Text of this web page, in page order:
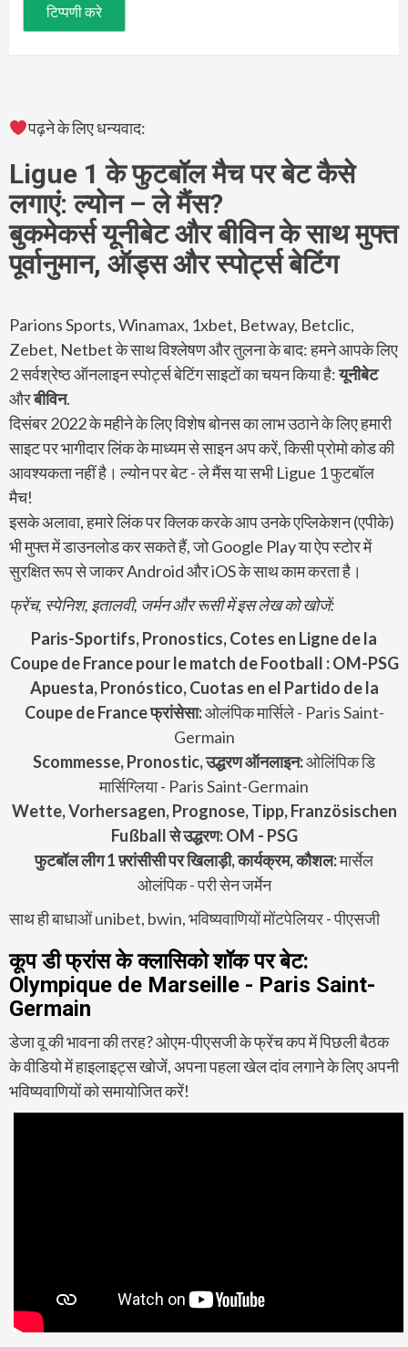
पढ़ने के लिए धन्यवाद:
Ligue 1 के फुटबॉल मैच पर बेट कैसे
लगाएं: ल्योन – ले मैंस?
बुकमेकर्स यूनीबेट और बीविन के साथ मुफ्त
पूर्वानुमान, ऑड्स और स्पोर्ट्स बेटिंग
Parions Sports, Winamax, 1xbet, Betway, Betclic,
Zebet, Netbet के साथ विश्लेषण और तुलना के बाद: हमने आपके लिए
2 सर्वश्रेष्ठ ऑनलाइन स्पोर्ट्स बेटिंग साइटों का चयन किया है:यूनीबेट
औरबीविन.
दिसंबर 2022 के महीने के लिए विशेष बोनस का लाभ उठाने के लिए हमारी
साइट पर भागीदार लिंक के माध्यम से साइन अप करें, किसी प्रोमो कोड की
आवश्यकता नहीं है। ल्योन पर बेट - ले मैंस या सभी Ligue 1 फुटबॉल
मैच!
इसके अलावा, हमारे लिंक पर क्लिक करके आप उनके एप्लिकेशन (एपीके)
भी मुफ्त में डाउनलोड कर सकते हैं, जो Google Play या ऐप स्टोर में
सुरक्षित रूप से जाकर Android और iOS के साथ काम करता है।
फ्रेंच, स्पेनिश, इतालवी, जर्मन और रूसी में इस लेख को खोजें:
Paris-Sportifs, Pronostics, Cotes en Ligne de la
Coupe de France pour le match de Football : OM-PSG
Apuesta, Pronóstico, Cuotas en el Partido dela
Coupe de Franceफ्रांसेसा:ओलंपिक मार्सिले - Paris Saint-
Germain
Scommesse, Pronostic, उद्धरण ऑनलाइन:ओलिंपिक डि
मार्सिग्लिया - Paris Saint-Germain
Wette, Vorhersagen, Prognose, Tipp, Französischen
Fußball से उद्धरण: OM - PSG
फुटबॉल लीग 1 फ़्रांसीसी पर खिलाड़ी, कार्यक्रम, कौशल:मार्सेल
ओलंपिक - परी सेन जर्मेन
साथ हीबाधाओं unibet, bwin, भविष्यवाणियों मोंटपेलियर - पीएसजी
कूप डी फ्रांस के क्लासिको शॉक पर बेट:
Olympique de Marseille - Paris Saint-
Germain
डेजा वू की भावना की तरह? ओएम-पीएसजी के फ्रेंच कप में पिछली बैठक
के वीडियो में हाइलाइट्स खोजें, अपना पहला खेल दांव लगाने के लिए अपनी
भविष्यवाणियों को समायोजित करें!